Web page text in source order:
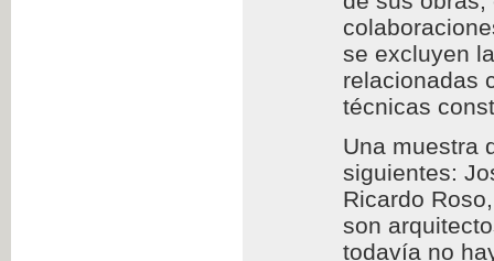
se excluyen
relacionadas
técnicas
Una muestra
siguientes:
Ricardo
son
todavía no